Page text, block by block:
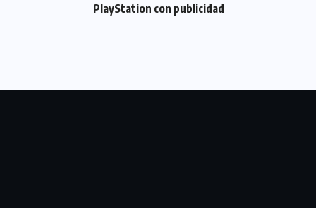
PlayStation con publicidad